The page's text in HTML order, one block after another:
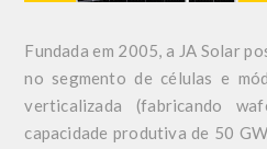
Fundada em 2005, a JA Solar
no segmento de células e
verticalizada (fabricando
capacidade produtiva de 50